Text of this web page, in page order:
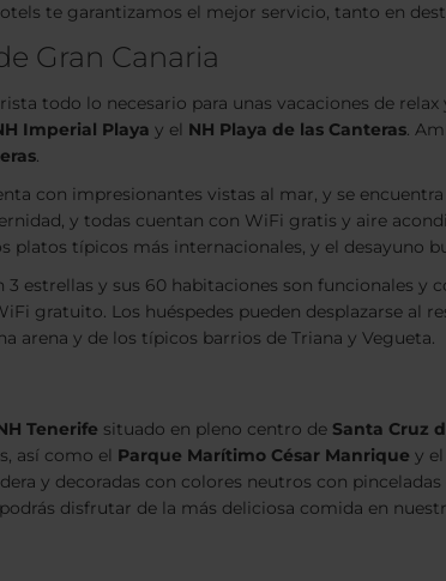
te garantizamos el mejor servicio, tanto en
Gran Canaria
todo lo necesario para unas vacaciones de
Imperial Playa y el NH Playa de las Canteras.
.
con impresionantes vistas al mar, y se
y todas cuentan con WiFi gratis y aire
platos típicos más internacionales, y el desayuno
3 estrellas y sus 60 habitaciones son funcionales y
gratuito. Los huéspedes pueden desplazarse al
arena y de los típicos barrios de Triana y Vegueta.
Tenerife situado en pleno centro de Santa Cruz
así como el Parque Marítimo César Manrique y
y decoradas con colores neutros con
disfrutar de la más deliciosa comida en